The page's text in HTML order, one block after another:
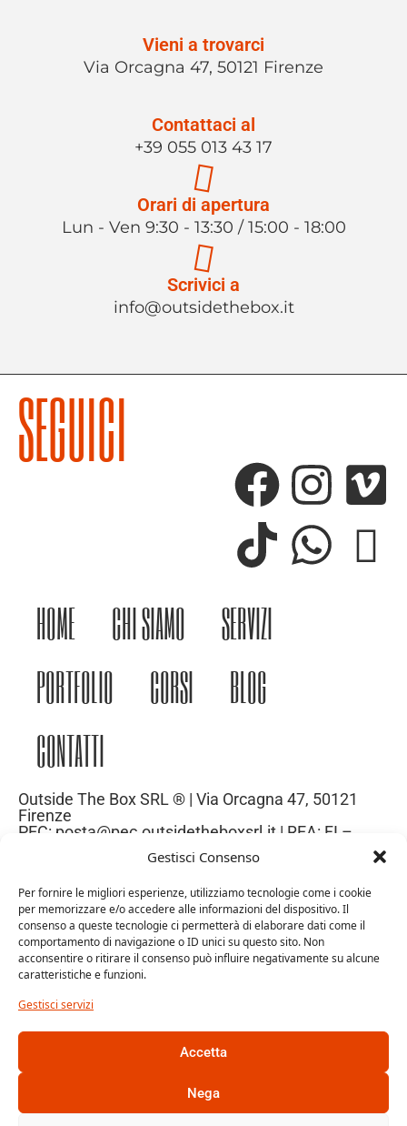
Gestisci Consenso
Per fornire le migliori esperienze, utilizziamo tecnologie come i cookie
per memorizzare e/o accedere alle informazioni del dispositivo. Il
consenso a queste tecnologie ci permetterà di elaborare dati come il
comportamento di navigazione o ID unici su questo sito. Non
acconsentire o ritirare il consenso può influire negativamente su alcune
caratteristiche e funzioni.
Gestisci servizi
Accetta
Nega
Vieni a trovarci
Via Orcagna 47, 50121 Firenze
Contattaci al
+39 055 013 43 17
Orari di apertura
Lun - Ven 9:30 - 13:30 / 15:00 - 18:00
Scrivici a
info@outsidethebox.it
HOME CHI SIAMO
SERVIZI
PORTFOLIO
CORSI
BLOG
CONTATTI
Outside The Box SRL ® | Via Orcagna 47, 50121
Firenze
PEC: posta@pec.outsidetheboxsrl.it | REA: FI –
669971| P.IVA: 06969740486
Capitale Sociale: 10.000€
SEGUICI
Trattamento dei dati personali